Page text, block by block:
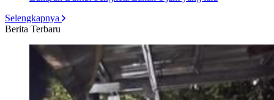
Selengkapnya
Berita Terbaru